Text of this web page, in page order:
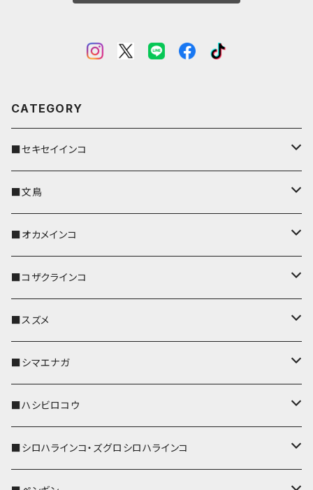
CATEGORY
■セキセイインコ
キーカバー
キーホルダー
パスケース
リール付きストラップ
リールのみ
ストラップ付
IDカードホルダー
キーケース
名刺入れ・カードケース
■文鳥
キーカバー
キーホルダー
パスケース
リール付きストラップ
リールのみ
ストラップ付
キーケース
名刺入れ・カードケース
■オカメインコ
キーカバー
キーホルダー
パスケース
IDカードホルダー
リール付きストラップ
リールのみ
■コザクラインコ
キーカバー
キーホルダー
パスケース
リール付きストラップ
リールのみ
■スズメ
キーカバー
キーホルダー
パスケース
■シマエナガ
キーカバー
キーホルダー
■ハシビロコウ
キーカバー
■シロハラインコ・ズグロシロハラインコ